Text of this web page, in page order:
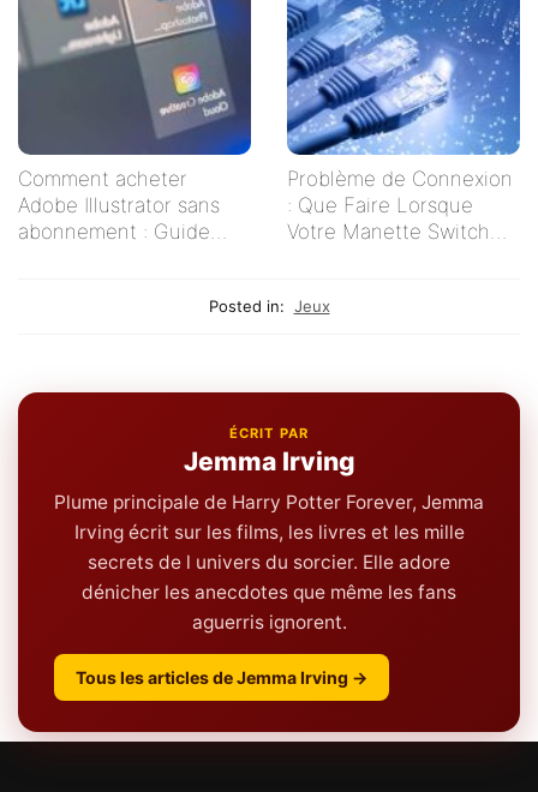
Comment acheter
Adobe Illustrator sans
abonnement : Guide
Problème de Connexion
: Que Faire Lorsque
Votre Manette Switch
Posted in: Jeux
ÉCRIT PAR
Jemma Irving
Plume principale de Harry Potter Forever, Jemma
Irving écrit sur les films, les livres et les mille
secrets de l univers du sorcier. Elle adore
dénicher les anecdotes que même les fans
aguerris ignorent.
Tous les articles de Jemma Irving →